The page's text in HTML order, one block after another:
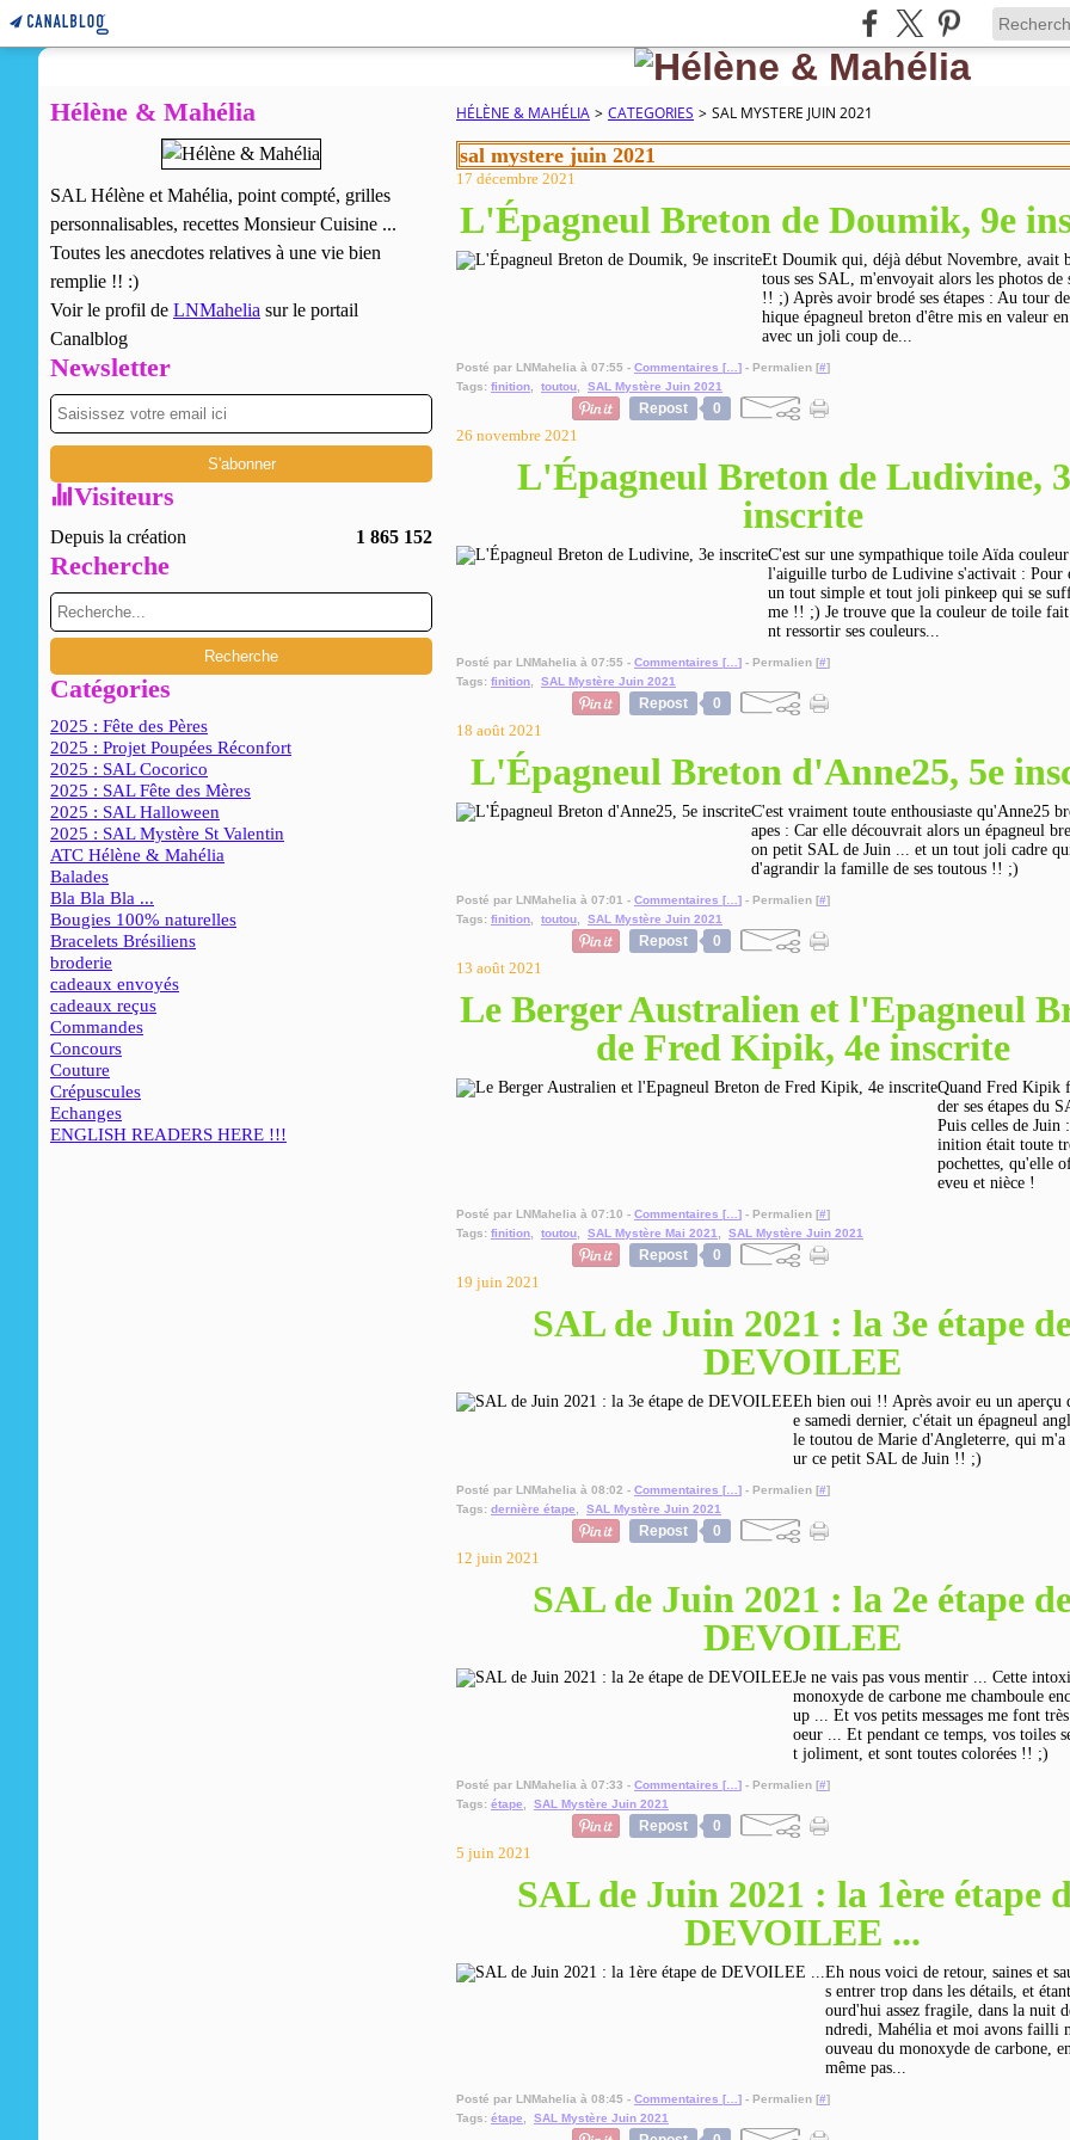
Hélène & Mahélia
SAL Hélène et Mahélia, point compté, grilles
personnalisables, recettes Monsieur Cuisine ...
Toutes les anecdotes relatives à une vie bien
remplie !! :)
Voir le profil de LNMahelia sur le portail
Canalblog
Newsletter
Visiteurs
Depuis la création 1 865 152
Recherche
Catégories
2025 : Fête des Pères
2025 : Projet Poupées Réconfort
2025 : SAL Cocorico
2025 : SAL Fête des Mères
2025 : SAL Halloween
2025 : SAL Mystère St Valentin
ATC Hélène & Mahélia
Balades
Bla Bla Bla ...
Bougies 100% naturelles
Bracelets Brésiliens
broderie
cadeaux envoyés
cadeaux reçus
Commandes
Concours
Couture
Crépuscules
Echanges
ENGLISH READERS HERE !!!
HÉLÈNE & MAHÉLIA > CATEGORIES > SAL MYSTERE JUIN 2021
sal mystere juin 2021
17 décembre 2021
L'Épagneul Breton de Doumik, 9e
Et Doumik qui, déjà début Novembre, avait
tous ses SAL, m'envoyait alors les photos de
!! ;) Après avoir brodé ses étapes : Au tour
hique épagneul breton d'être mis en valeur
avec un joli coup de...
Posté par LNMahelia à 07:55 - Commentaires [ ] - Permalien [#]
Tags: finition toutou SAL Mystère Juin 2021
Repost 0
26 novembre 2021
L'Épagneul Breton de Ludivine,
inscrite
C'est sur une sympathique toile Aïda
l'aiguille turbo de Ludivine s'activait : Pour
un tout simple et tout joli pinkeep qui se
me !! ;) Je trouve que la couleur de toile
nt ressortir ses couleurs...
Posté par LNMahelia à 07:55 - Commentaires [ ] - Permalien [#]
Tags: finition SAL Mystère Juin 2021
Repost 0
18 août 2021
L'Épagneul Breton d'Anne25, 5e
C'est vraiment toute enthousiaste qu'Anne25
apes : Car elle découvrait alors un épagneul
on petit SAL de Juin ... et un tout joli cadre
d'agrandir la famille de ses toutous !! ;)
Posté par LNMahelia à 07:01 - Commentaires [ ] - Permalien [#]
Tags: finition toutou SAL Mystère Juin 2021
Repost 0
13 août 2021
Le Berger Australien et l'Epagneul
de Fred Kipik, 4e inscrite
Quand Fred Kipik
der ses étapes du
Puis celles de Juin
inition était toute
pochettes, qu'elle
eveu et nièce !
Posté par LNMahelia à 07:10 - Commentaires [ ] - Permalien [#]
Tags: finition toutou SAL Mystère Mai 2021 SAL Mystère Juin 2021
Repost 0
19 juin 2021
SAL de Juin 2021 : la 3e étape
DEVOILEE
Eh bien oui !! Après avoir eu un aperçu
e samedi dernier, c'était un épagneul
le toutou de Marie d'Angleterre, qui m'a
ur ce petit SAL de Juin !! ;)
Posté par LNMahelia à 08:02 - Commentaires [ ] - Permalien [#]
Tags: dernière étape SAL Mystère Juin 2021
Repost 0
12 juin 2021
SAL de Juin 2021 : la 2e étape
DEVOILEE
Je ne vais pas vous mentir ... Cette
monoxyde de carbone me chamboule
up ... Et vos petits messages me font
oeur ... Et pendant ce temps, vos toiles
t joliment, et sont toutes colorées !! ;)
Posté par LNMahelia à 07:33 - Commentaires [ ] - Permalien [#]
Tags: étape SAL Mystère Juin 2021
Repost 0
5 juin 2021
SAL de Juin 2021 : la 1ère étape
DEVOILEE ...
Eh nous voici de retour, saines et
s entrer trop dans les détails, et
ourd'hui assez fragile, dans la nuit
ndredi, Mahélia et moi avons failli
ouveau du monoxyde de carbone,
même pas...
Posté par LNMahelia à 08:45 - Commentaires [ ] - Permalien [#]
Tags: étape SAL Mystère Juin 2021